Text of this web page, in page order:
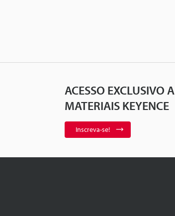
ACESSO EXCLUSIVO A
MATERIAIS KEYENCE
Inscreva-se!